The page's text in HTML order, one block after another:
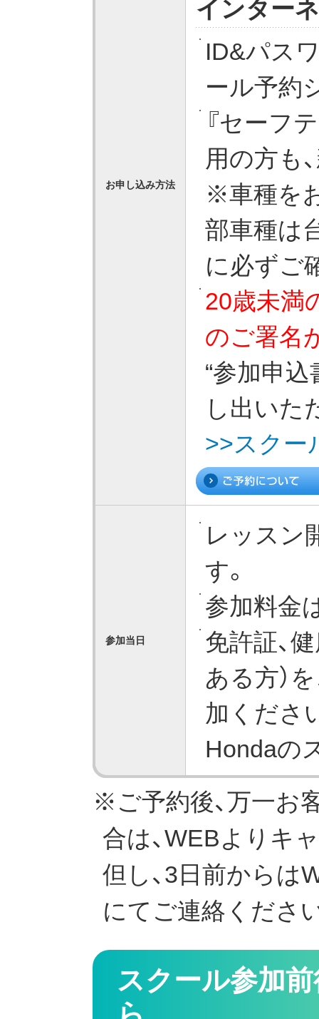
お申し込み方法
インター
ID&パス
ール予約
『セーフ
用の方も
※車種を
部車種は
に必ずご
20歳未満
のご署名
“参加申
し出いた
>>スクー
参加当日
レッスン
す。
参加料金
免許証、
ある方）
加くださ
Hondaの
※ご予約後、万一お
合は、WEBよりキ
但し、3日前からは
にてご連絡くださ
スクール参加